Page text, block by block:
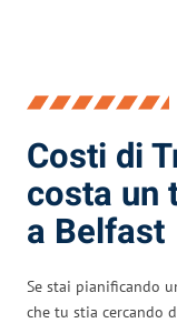
Costi di
costa un
a Belfast
Se stai pianificando
che tu stia cercando